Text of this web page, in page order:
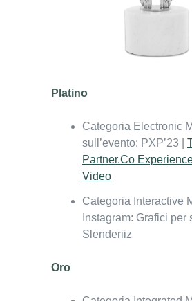
Platino
Categoria Electronic
sull’evento: PXP’23 |
Partner.Co
Video
Categoria Interactive
Instagram: Grafici per
Slenderiiz
Oro